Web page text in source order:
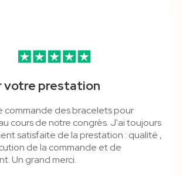
votre prestation
commande des bracelets pour
cours de notre congrès. J'ai toujours
satisfaite de la prestation : qualité ,
de la commande et de
Un grand merci.